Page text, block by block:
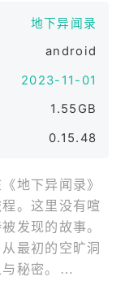
地下异闻录
android
2023-11-01
1.55GB
0.15.48
地下异闻录》
。这里没有喧
发现的故事。
最初的空旷洞
秘密。